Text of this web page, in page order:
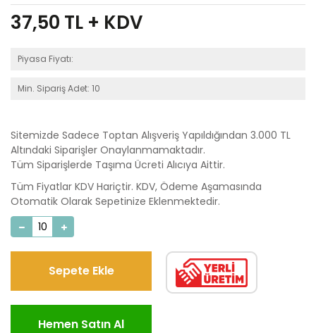
37,50 TL + KDV
Piyasa Fiyatı:
Min. Sipariş Adet: 10
Sitemizde Sadece Toptan Alışveriş Yapıldığından 3.000 TL
Altındaki Siparişler Onaylanmamaktadır.
Tüm Siparişlerde Taşıma Ücreti Alıcıya Aittir.
Tüm Fiyatlar KDV Hariçtir. KDV, Ödeme Aşamasında
Otomatik Olarak Sepetinize Eklenmektedir.
Sepete Ekle
Hemen Satın Al